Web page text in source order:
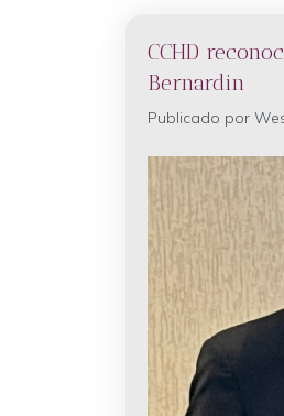
CCHD
Bernardin
Publicado por